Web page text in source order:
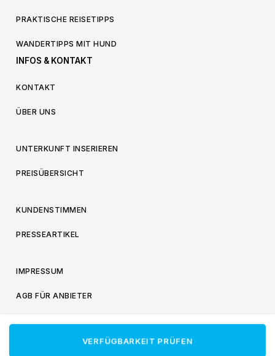
VERFÜGBARKEIT PRÜFEN
PRAKTISCHE REISETIPPS
WANDERTIPPS MIT HUND
INFOS & KONTAKT
KONTAKT
ÜBER UNS
UNTERKUNFT INSERIEREN
PREISÜBERSICHT
KUNDENSTIMMEN
PRESSEARTIKEL
IMPRESSUM
AGB FÜR ANBIETER